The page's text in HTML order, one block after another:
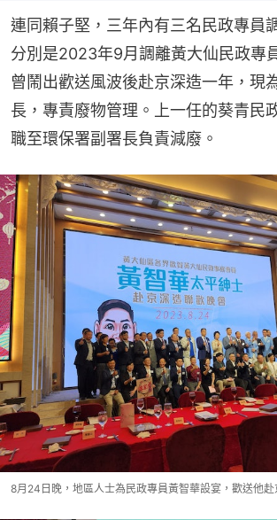
連同賴子堅，三年內有三名民政專員
分別是2023年9月調離黃大仙民政專
曾鬧出歡送風波後赴京深造一年，現
長，專責廢物管理。上一任的葵青民
職至環保署副署長負責減廢。
8月24日晚，地區人士為民政專員黃智華設宴，歡送他赴